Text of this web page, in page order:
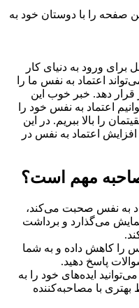
صفحه را با دوستان خود به
ورود به دنیای کار
اعتماد به نفس ما را
قرار دهد. خبر خوب این
اعتماد به نفس خود را
را بالا ببریم. در این
اعتماد به نفس در
مهم است؟
به نفس صحبت می‌کند،
نمایش می‌گذارد و برداشت
را کاهش داده و به شما
پاسخ دهید.
ایده‌های خود را به
با مصاحبه‌کننده